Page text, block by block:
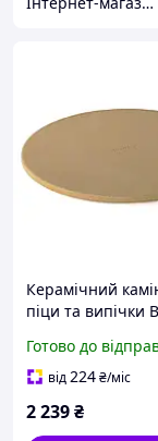
Керамічний
піци та випічки
кераміки
Готово до
від224₴/міс
2 239₴